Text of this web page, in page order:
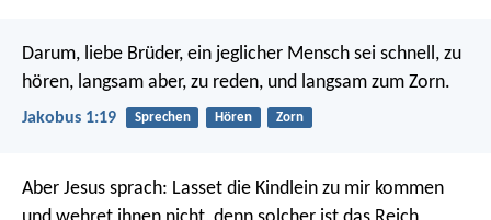
Darum, liebe Brüder, ein jeglicher Mensch sei schnell, zu
hören, langsam aber, zu reden, und langsam zum Zorn.
Jakobus 1:19 Sprechen Hören Zorn
Aber Jesus sprach: Lasset die Kindlein zu mir kommen